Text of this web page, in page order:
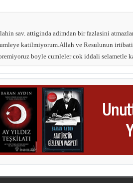
sav. attiginda adimdan bir fazlasini
katilmiyorum.Allah ve Resulunun
boyle cumleler cok iddali selametle